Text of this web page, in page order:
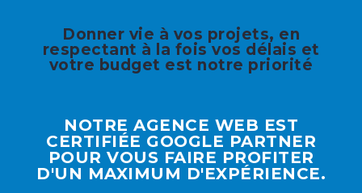
Donner vie à vos projets, en
respectant à la fois vos délais et
votre budget est notre priorité
NOTRE AGENCE WEB EST
CERTIFIÉE GOOGLE PARTNER
POUR VOUS FAIRE PROFITER
D'UN MAXIMUM D'EXPÉRIENCE.